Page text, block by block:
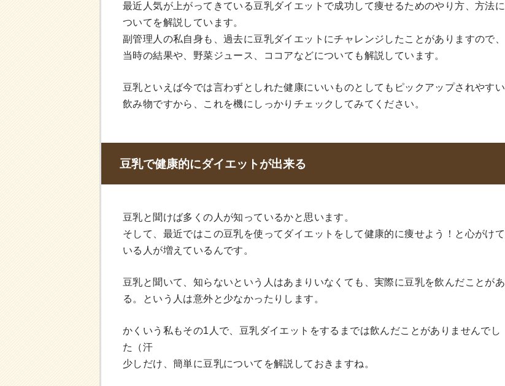
最近人気が上がってきている豆乳ダイエットで成功して痩せるためのやり方、方法に
ついてを解説しています。
副管理人の私自身も、過去に豆乳ダイエットにチャレンジしたことがありますので、
当時の結果や、野菜ジュース、ココアなどについても解説しています。
豆乳といえば今では言わずとしれた健康にいいものとしてもピックアップされやすい
飲み物ですから、これを機にしっかりチェックしてみてください。
豆乳で健康的にダイエットが出来る
豆乳と聞けば多くの人が知っているかと思います。
そして、最近ではこの豆乳を使ってダイエットをして健康的に痩せよう！と心がけて
いる人が増えているんです。
豆乳と聞いて、知らないという人はあまりいなくても、実際に豆乳を飲んだことがあ
る。という人は意外と少なかったりします。
かくいう私もその1人で、豆乳ダイエットをするまでは飲んだことがありませんでし
た（汗
少しだけ、簡単に豆乳についてを解説しておきますね。